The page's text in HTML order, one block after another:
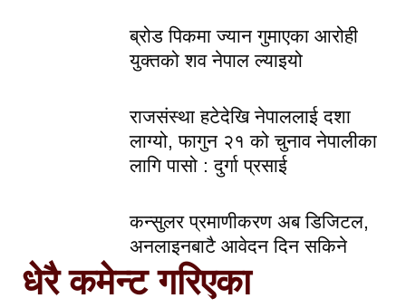
ब्रोड पिकमा ज्यान गुमाएका आरोही
युक्तको शव नेपाल ल्याइयो
राजसंस्था हटेदेखि नेपाललाई दशा
लाग्यो, फागुन २१ को चुनाव नेपालीका
लागि पासो : दुर्गा प्रसाई
कन्सुलर प्रमाणीकरण अब डिजिटल,
अनलाइनबाटै आवेदन दिन सकिने
धेरै कमेन्ट गरिएका